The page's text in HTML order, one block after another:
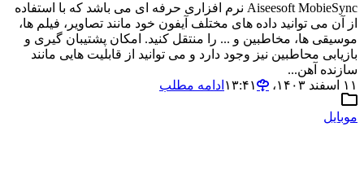
Aiseesoft MobieSync نرم افزاری حرفه ای می باشد که با استفاده
از آن می توانید داده های مختلف آیفون خود مانند تصاویر، فیلم ها،
موسیقی ها، مخاطبین و ... را منتقل کنید. امکان پشتیبان گیری و
بازیابی محاطبین نیز وجود دارد و می توانید از قابلیت هایی مانند
سازنده آهن...
۱۱ اسفند ۱۴۰۳،‏ ۱۳:۴۱
ادامه مطلب
موبایل